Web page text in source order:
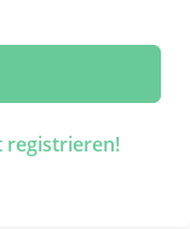
registrieren!